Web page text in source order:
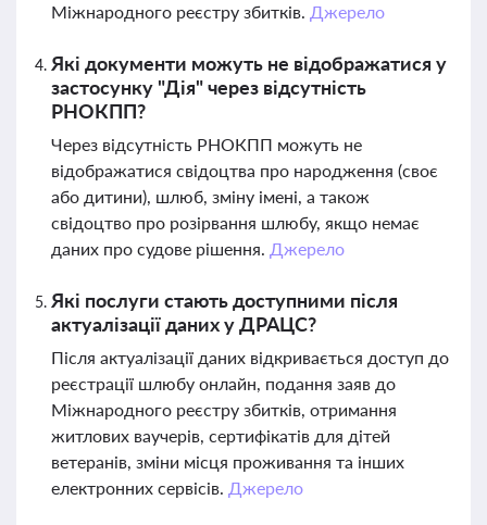
Міжнародного реєстру збитків. Джерело
Які документи можуть не відображатися у
застосунку "Дія" через відсутність
РНОКПП?
Через відсутність РНОКПП можуть не
відображатися свідоцтва про народження (своє
або дитини), шлюб, зміну імені, а також
свідоцтво про розірвання шлюбу, якщо немає
даних про судове рішення. Джерело
Які послуги стають доступними після
актуалізації даних у ДРАЦС?
Після актуалізації даних відкривається доступ до
реєстрації шлюбу онлайн, подання заяв до
Міжнародного реєстру збитків, отримання
житлових ваучерів, сертифікатів для дітей
ветеранів, зміни місця проживання та інших
електронних сервісів. Джерело